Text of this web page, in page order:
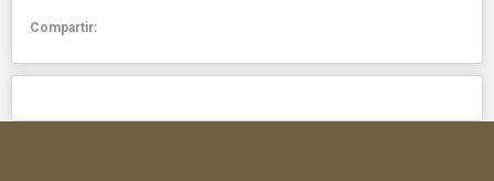
Compartir: